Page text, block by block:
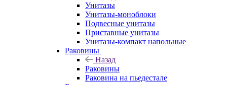
Унитазы
Унитазы-моноблоки
Подвесные унитазы
Приставные унитазы
Унитазы-компакт напольные
Раковины
Назад
Раковины
Раковина на пьедестале